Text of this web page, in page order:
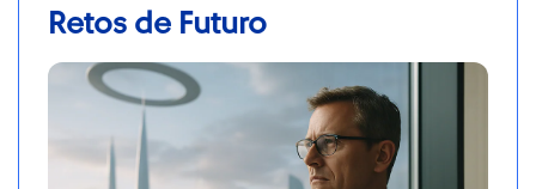
Retos de FuturoRetos de Futuro
Identificación de factores de cambio.
Escaneo de horizontes de cambio.
Escenarios de futuro.
Hipótesis de negocio.